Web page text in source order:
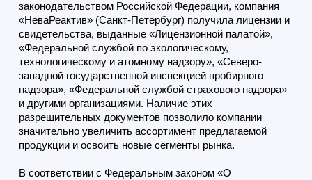
законодательством Российской Федерации, компания
«НеваРеактив» (Санкт-Петербург) получила лицензии и
свидетельства, выданные «Лицензионной палатой»,
«Федеральной службой по экологическому,
технологическому и атомному надзору», «Северо-
западной государственной инспекцией пробирного
надзора», «Федеральной службой страхового надзора»
и другими организациями. Наличие этих
разрешительных документов позволило компании
значительно увеличить ассортимент предлагаемой
продукции и освоить новые сегменты рынка.
В соответствии с Федеральным законом «О